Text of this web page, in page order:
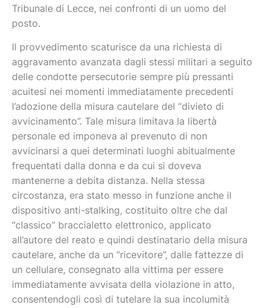
Tribunale di Lecce, nei confronti di un uomo del
posto.
Il provvedimento scaturisce da una richiesta di
aggravamento avanzata dagli stessi militari a seguito
delle condotte persecutorie sempre più pressanti
acuitesi nei momenti immediatamente precedenti
l’adozione della misura cautelare del “divieto di
avvicinamento”. Tale misura limitava la libertà
personale ed imponeva al prevenuto di non
avvicinarsi a quei determinati luoghi abitualmente
frequentati dalla donna e da cui si doveva
mantenerne a debita distanza. Nella stessa
circostanza, era stato messo in funzione anche il
dispositivo anti-stalking, costituito oltre che dal
“classico” braccialetto elettronico, applicato
all’autore del reato e quindi destinatario della misura
cautelare, anche da un “ricevitore”, dalle fattezze di
un cellulare, consegnato alla vittima per essere
immediatamente avvisata della violazione in atto,
consentendogli così di tutelare la sua incolumità